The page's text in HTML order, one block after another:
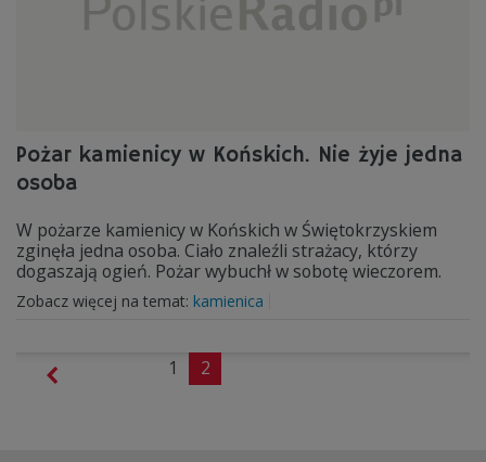
Pożar kamienicy w Końskich. Nie żyje jedna
osoba
W pożarze kamienicy w Końskich w Świętokrzyskiem
zginęła jedna osoba. Ciało znaleźli strażacy, którzy
dogaszają ogień. Pożar wybuchł w sobotę wieczorem.
Zobacz więcej na temat: kamienica
1 2